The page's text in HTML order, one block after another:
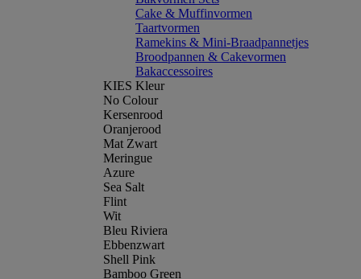
Cake & Muffinvormen
Taartvormen
Ramekins & Mini-Braadpannetjes
Broodpannen & Cakevormen
Bakaccessoires
KIES Kleur
No Colour
Kersenrood
Oranjerood
Mat Zwart
Meringue
Azure
Sea Salt
Flint
Wit
Bleu Riviera
Ebbenzwart
Shell Pink
Bamboo Green